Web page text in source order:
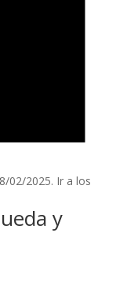
02/2025. Ir a los
y